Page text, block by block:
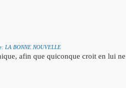
LA BONNE NOUVELLE
afin que quiconque croit en lui